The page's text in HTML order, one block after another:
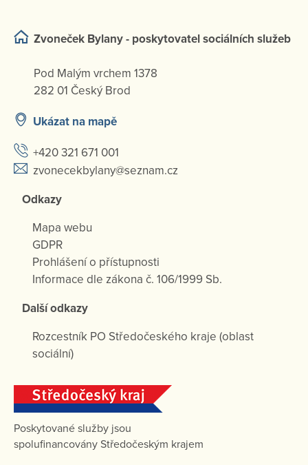
Zvoneček Bylany - poskytovatel sociálních služeb
Pod Malým vrchem 1378
282 01 Český Brod
Ukázat na mapě
+420 321 671 001
zvonecekbylany@seznam.cz
Odkazy
Mapa webu
GDPR
Prohlášení o přístupnosti
Informace dle zákona č. 106/1999 Sb.
Další odkazy
Rozcestník PO Středočeského kraje (oblast
sociální)
Poskytované služby jsou
spolufinancovány Středočeským krajem